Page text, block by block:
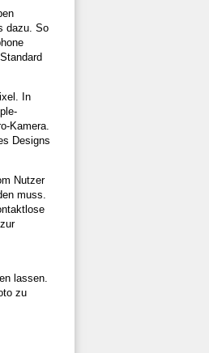
dazu. So
In
Kamera.
Designs
Nutzer
muss.
lassen.
zu